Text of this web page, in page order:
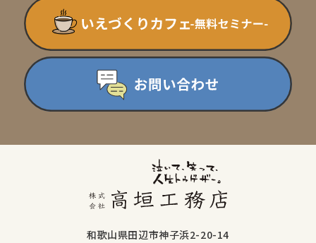
和歌山県田辺市神子浜2-20-14